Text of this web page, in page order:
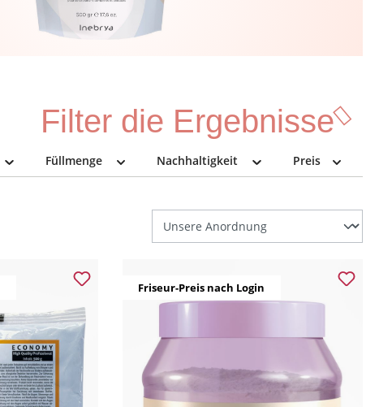
Filter die Ergebnisse
Füllmenge Nachhaltigkeit Preis
Friseur-Preis nach Login